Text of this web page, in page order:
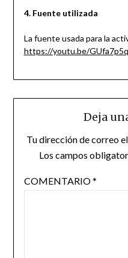
4. Fuente utilizada
La fuente usada para la
https://youtu.be/
Deja
Tu dirección de correo
Los campos
COMENTARIO*